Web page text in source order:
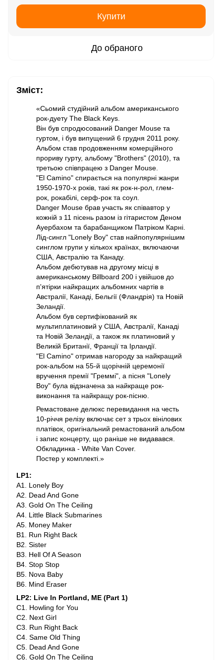
Купити
До обраного
Зміст:
«Сьомий студійний альбом американського
рок-дуету The Black Keys.
Він був спродюсований Danger Mouse та
гуртом, і був випущений 6 грудня 2011 року.
Альбом став продовженням комерційного
прориву гурту, альбому "Brothers" (2010), та
третьою співпрацею з Danger Mouse.
"El Camino" спирається на популярні жанри
1950-1970-х років, такі як рок-н-рол, глем-
рок, рокабілі, серф-рок та соул.
Danger Mouse брав участь як співавтор у
кожній з 11 пісень разом із гітаристом Деном
Ауербахом та барабанщиком Патріком Карні.
Лід-сингл "Lonely Boy" став найпопулярнішим
синглом групи у кількох країнах, включаючи
США, Австралію та Канаду.
Альбом дебютував на другому місці в
американському Billboard 200 і увійшов до
п'ятірки найкращих альбомних чартів в
Австралії, Канаді, Бельгії (Фландрія) та Новій
Зеландії.
Альбом був сертифікований як
мультиплатиновий у США, Австралії, Канаді
та Новій Зеландії, а також як платиновий у
Великій Британії, Франції та Ірландії.
"El Camino" отримав нагороду за найкращий
рок-альбом на 55-й щорічній церемонії
вручення премії "Греммі", а пісня "Lonely
Boy" була відзначена за найкраще рок-
виконання та найкращу рок-пісню.
Ремастоване делюкс перевидання на честь
10-річчя релізу включає сет з трьох вінілових
платівок, оригінальний ремастований альбом
і запис концерту, що раніше не видавався.
Обкладинка - White Van Cover.
Постер у комплекті.»
LP1:
A1. Lonely Boy
A2. Dead And Gone
A3. Gold On The Ceiling
A4. Little Black Submarines
A5. Money Maker
B1. Run Right Back
B2. Sister
B3. Hell Of A Season
B4. Stop Stop
B5. Nova Baby
B6. Mind Eraser
LP2: Live In Portland, ME (Part 1)
C1. Howling for You
C2. Next Girl
C3. Run Right Back
C4. Same Old Thing
C5. Dead And Gone
C6. Gold On The Ceiling